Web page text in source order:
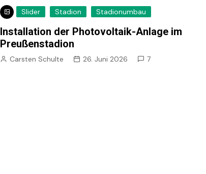
Slider Stadion Stadionumbau
Installation der Photovoltaik-Anlage im
Preußenstadion
Carsten Schulte 26. Juni 2026 7